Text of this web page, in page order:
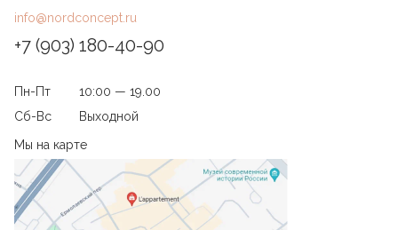
info@nordconcept.ru
+7 (903) 180-40-90
Пн-Пт
10:00 — 19.00
Сб-Вс
Выходной
Мы на карте